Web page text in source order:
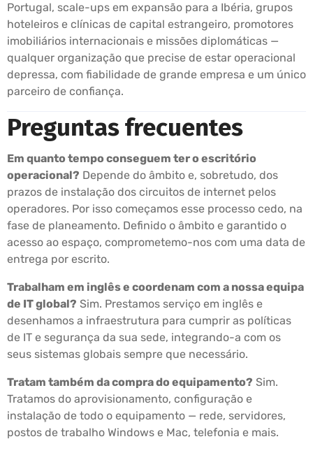
Portugal, scale-ups em expansão para a Ibéria, grupos
hoteleiros e clínicas de capital estrangeiro, promotores
imobiliários internacionais e missões diplomáticas —
qualquer organização que precise de estar operacional
depressa, com fiabilidade de grande empresa e um único
parceiro de confiança.
Preguntas frecuentes
Em quanto tempo conseguem ter o escritório
operacional? Depende do âmbito e, sobretudo, dos
prazos de instalação dos circuitos de internet pelos
operadores. Por isso começamos esse processo cedo, na
fase de planeamento. Definido o âmbito e garantido o
acesso ao espaço, comprometemo-nos com uma data de
entrega por escrito.
Trabalham em inglês e coordenam com a nossa equipa
de IT global? Sim. Prestamos serviço em inglês e
desenhamos a infraestrutura para cumprir as políticas
de IT e segurança da sua sede, integrando-a com os
seus sistemas globais sempre que necessário.
Tratam também da compra do equipamento? Sim.
Tratamos do aprovisionamento, configuração e
instalação de todo o equipamento — rede, servidores,
postos de trabalho Windows e Mac, telefonia e mais.